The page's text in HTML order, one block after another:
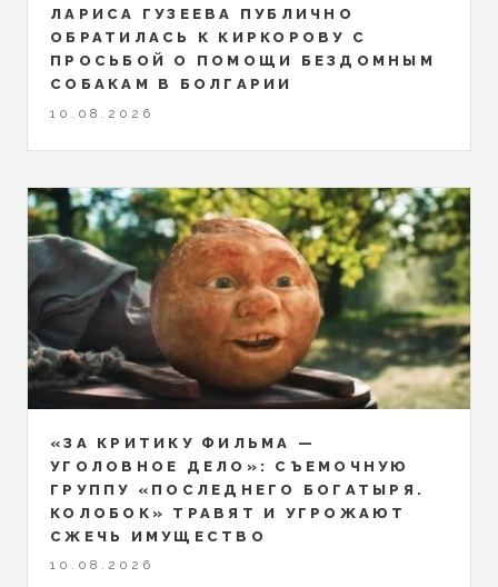
ЛАРИСА ГУЗЕЕВА ПУБЛИЧНО
ОБРАТИЛАСЬ К КИРКОРОВУ С
ПРОСЬБОЙ О ПОМОЩИ БЕЗДОМНЫМ
СОБАКАМ В БОЛГАРИИ
10.08.2026
«ЗА КРИТИКУ ФИЛЬМА —
УГОЛОВНОЕ ДЕЛО»: СЪЕМОЧНУЮ
ГРУППУ «ПОСЛЕДНЕГО БОГАТЫРЯ.
КОЛОБОК» ТРАВЯТ И УГРОЖАЮТ
СЖЕЧЬ ИМУЩЕСТВО
10.08.2026